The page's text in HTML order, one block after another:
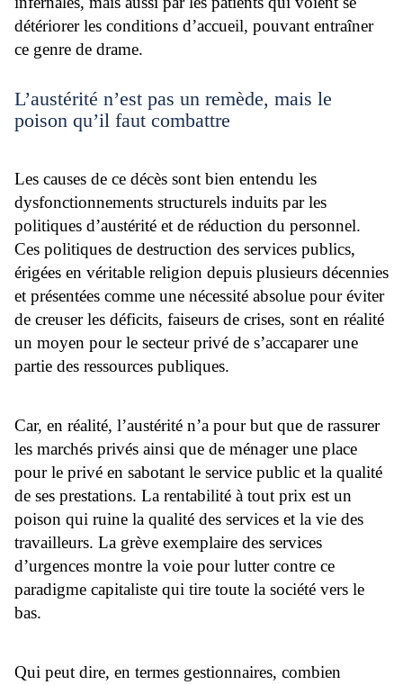
détériorer les conditions d’accueil, pouvant entraîner
ce genre de drame.
L’austérité n’est pas un remède, mais le
poison qu’il faut combattre
Les causes de ce décès sont bien entendu les
dysfonctionnements structurels induits par les
politiques d’austérité et de réduction du personnel.
Ces politiques de destruction des services publics,
érigées en véritable religion depuis plusieurs décennies
et présentées comme une nécessité absolue pour éviter
de creuser les déficits, faiseurs de crises, sont en réalité
un moyen pour le secteur privé de s’accaparer une
partie des ressources publiques.
Car, en réalité, l’austérité n’a pour but que de rassurer
les marchés privés ainsi que de ménager une place
pour le privé en sabotant le service public et la qualité
de ses prestations. La rentabilité à tout prix est un
poison qui ruine la qualité des services et la vie des
travailleurs. La grève exemplaire des services
d’urgences montre la voie pour lutter contre ce
paradigme capitaliste qui tire toute la société vers le
bas.
Qui peut dire, en termes gestionnaires, combien